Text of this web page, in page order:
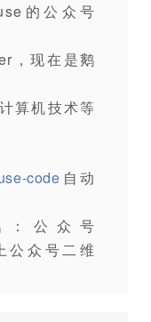
的公众号
，现在是鹅
算机技术等
code 自动
公众号
公众号二维